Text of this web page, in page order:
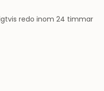
redo inom 24 timmar